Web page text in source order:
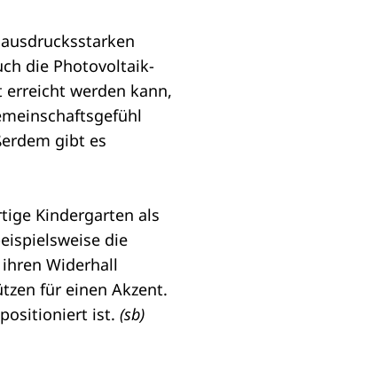
die Photovoltaik-
erreicht werden kann,
gibt es
Kindergarten als
die
Widerhall
für einen Akzent.
positioniert ist. (sb)